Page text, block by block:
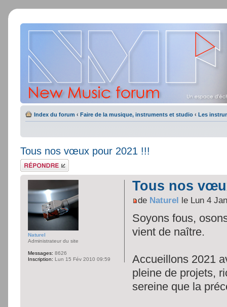
Index du forum ‹ Faire de la musique, instruments et studio ‹ Les
Tous nos vœux pour 2021 !!!
Répondre
Tous nos
de Naturel le Lun 4
Soyons fous,
vient de naître.
Accueillons 2021
pleine de projets,
sereine que la
Naturel
Administrateur du site
Messages: 8626
Inscription: Lun 15 Fév 2010 09:59